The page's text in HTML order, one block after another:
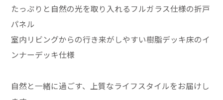
たっぷりと自然の光を取り入れるフルガラス仕様の折戸
パネル
室内リビングからの行き来がしやすい樹脂デッキ床のイ
ンナーデッキ仕様
自然と一緒に過ごす、上質なライフスタイルをお届けし